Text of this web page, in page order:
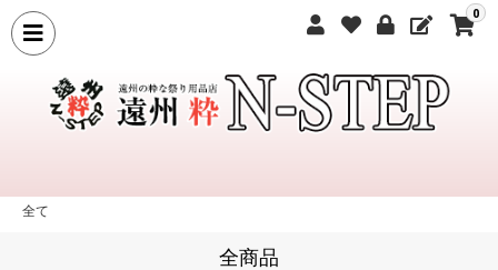
0
全て
全商品